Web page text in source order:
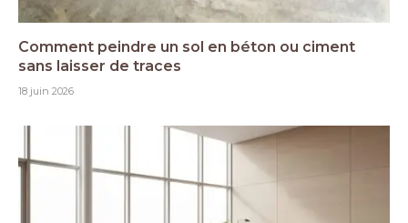
Comment peindre un sol en béton ou ciment
sans laisser de traces
18 juin 2026